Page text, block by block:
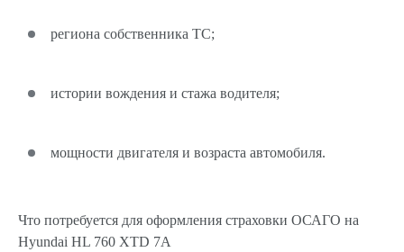
региона собственника ТС;
истории вождения и стажа водителя;
мощности двигателя и возраста автомобиля.
Что потребуется для оформления страховки ОСАГО на
Hyundai HL 760 XTD 7A